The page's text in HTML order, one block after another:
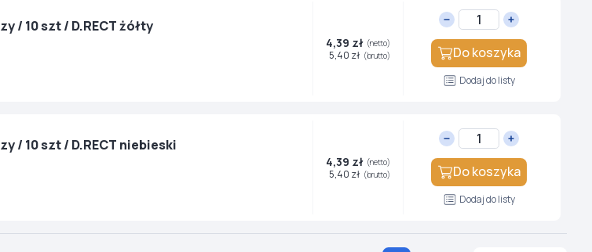
/ 10 szt / D.RECT żółty
4,39 zł (netto)
5,40 zł (brutto) Do koszyka
Dodaj do listy
/ 10 szt / D.RECT niebieski
4,39 zł (netto)
5,40 zł (brutto) Do koszyka
Dodaj do listy